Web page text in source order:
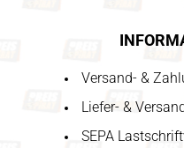
Versand- &
Liefer- &
SEPA